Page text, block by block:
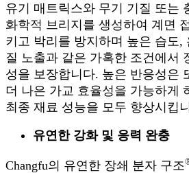
유기 매트릭스와 무기 기질 또는
화학적 브리지를 생성하여 계면
키고 박리를 방지하며 높은 습도,
질 노출과 같은 가혹한 조건에서
성을 보장합니다. 높은 반응성은
더 나은 가교 효율성을 가능하게
최종 재료 성능을 모두 향상시킵
유연한 강화 및 응력 완충
Changfu의 유연한 장쇄 분자 구조